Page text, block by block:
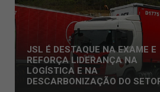
JSL É DESTAQUE NA EXAME E
REFORÇA LIDERANÇA NA
LOGÍSTICA E NA
DESCARBONIZAÇÃO DO